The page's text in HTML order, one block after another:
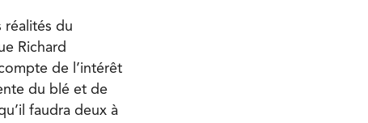
réalités du
Richard
de l’intérêt
du blé et de
faudra deux à